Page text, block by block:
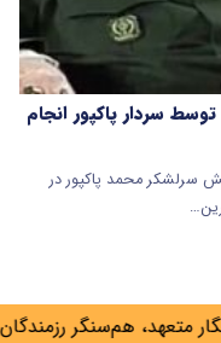
متعهد، هم‌سنگر
سردار پاکپور انجام
سرلشکر محمد پاکپور در